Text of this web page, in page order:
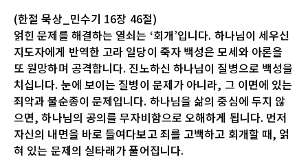
(한절 묵상_민수기 16장 46절)
얽힌 문제를 해결하는 열쇠는 ‘회개’입니다. 하나님이 세우신
지도자에게 반역한 고라 일당이 죽자 백성은 모세와 아론을
또 원망하며 공격합니다. 진노하신 하나님이 질병으로 백성을
치십니다. 눈에 보이는 질병이 문제가 아니라, 그 이면에 있는
죄악과 불순종이 문제입니다. 하나님을 삶의 중심에 두지 않
으면, 하나님의 공의를 무자비함으로 오해하게 됩니다. 먼저
자신의 내면을 바로 들여다보고 죄를 고백하고 회개할 때, 얽
혀 있는 문제의 실타래가 풀어집니다.